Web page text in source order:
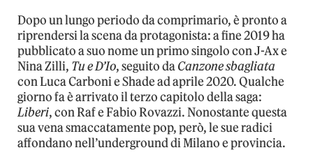
Dopo un lungo periodo da comprimario, è pronto a
riprendersi la scena da protagonista: a fine 2019 ha
pubblicato a suo nome un primo singolo con J-Ax e
Nina Zilli, Tu e D’Io, seguito daCanzone sbagliata
con Luca Carboni e Shade ad aprile 2020. Qualche
giorno fa è arrivato il terzo capitolo della saga:
Liberi, con Raf e Fabio Rovazzi. Nonostante questa
sua vena smaccatamente pop, però, le sue radici
affondano nell’underground di Milano e provincia.